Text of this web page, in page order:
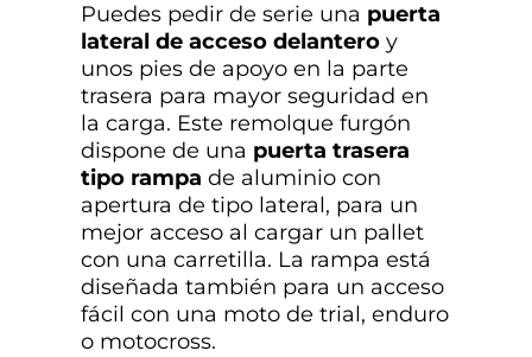
Puedes pedir de serie una puerta
lateral de acceso delantero y
unos pies de apoyo en la parte
trasera para mayor seguridad en
la carga. Este remolque furgón
dispone de una puerta trasera
tipo rampa de aluminio con
apertura de tipo lateral, para un
mejor acceso al cargar un pallet
con una carretilla. La rampa está
diseñada también para un acceso
fácil con una moto de trial, enduro
o motocross.